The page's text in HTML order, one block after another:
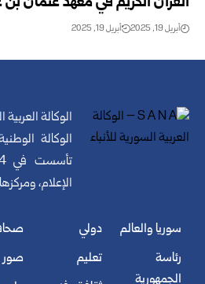
أبريل 19, 2025 أبريل 19, 2025
الوكالة العربية
الوكالة
الإعلام،
سوريا والعالم
رئاسة
الجمهورية
دولي
تعليم
صور